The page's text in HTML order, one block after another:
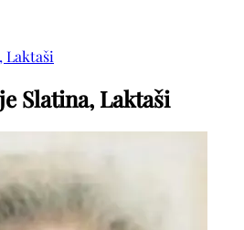
Laktaši
Slatina, Laktaši